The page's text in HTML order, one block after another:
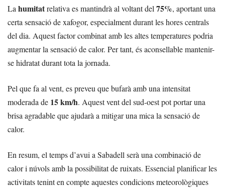
Lahumitatrelativa es mantindrà al voltant del75%, aportant una
certa sensació de xafogor, especialment durant les hores centrals
del dia. Aquest factor combinat amb les altes temperatures podria
augmentar la sensació de calor. Per tant, és aconsellable mantenir-
se hidratat durant tota la jornada.
Pel que fa al vent, es preveu que bufarà amb una intensitat
moderada de 15 km/h. Aquest vent del sud-oest pot portar una
brisa agradable que ajudarà a mitigar una mica la sensació de
calor.
En resum, el temps d’avui a Sabadell serà una combinació de
calor i núvols amb la possibilitat de ruixats. Essencial planificar les
activitats tenint en compte aquestes condicions meteorològiques